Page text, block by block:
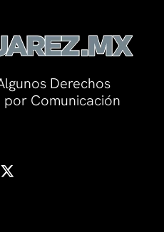
Derechos
por Comunicación